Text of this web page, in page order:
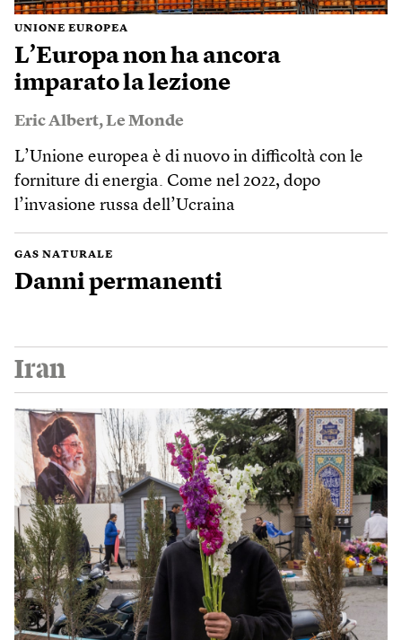
UNIONE EUROPEA
L’Europa non ha ancora
imparato la lezione
Eric Albert,Le Monde
L’Unione europea è di nuovo in difficoltà con le
forniture di energia. Come nel 2022, dopo
l’invasione russa dell’Ucraina
GAS NATURALE
Danni permanenti
Iran